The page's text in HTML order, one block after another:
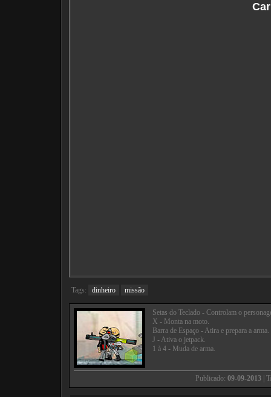
Tags: dinheiro missão
Setas do Teclado - Controlam o
X - Monta na moto.
Barra de Espaço - Atira e prepara a arma.
J - Ativa o jetpack.
1 à 4 - Muda de arma.
Publicado: 09-09-2013|